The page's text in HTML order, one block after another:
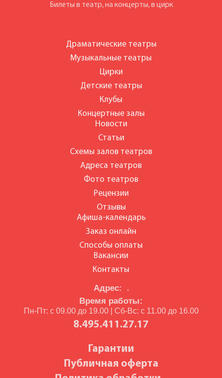
Билеты в театр, на концерты, в цирк
Адрес: ,
Время работы:
Пн-Пт: с 09.00 до 19.00 | Сб-Вс: с 11.00 до 16.00
8.495.411.27.17
Гарантии
Публичная оферта
Драматические театры
Музыкальные театры
Цирки
Детские театры
Клубы
Концертные залы
Новости
Статьи
Схемы залов театров
Адреса театров
Фото театров
Рецензии
Отзывы
Афиша-календарь
Заказ онлайн
Способы оплаты
Вакансии
Контакты